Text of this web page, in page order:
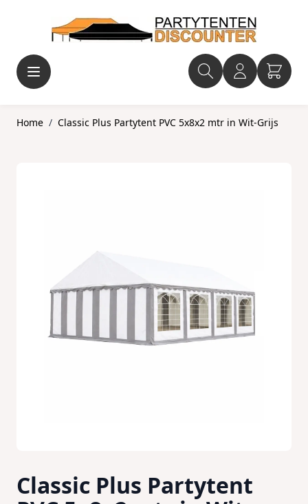
Home / Classic Plus Partytent PVC 5x8x2 mtr in Wit-Grijs
Classic Plus Partytent